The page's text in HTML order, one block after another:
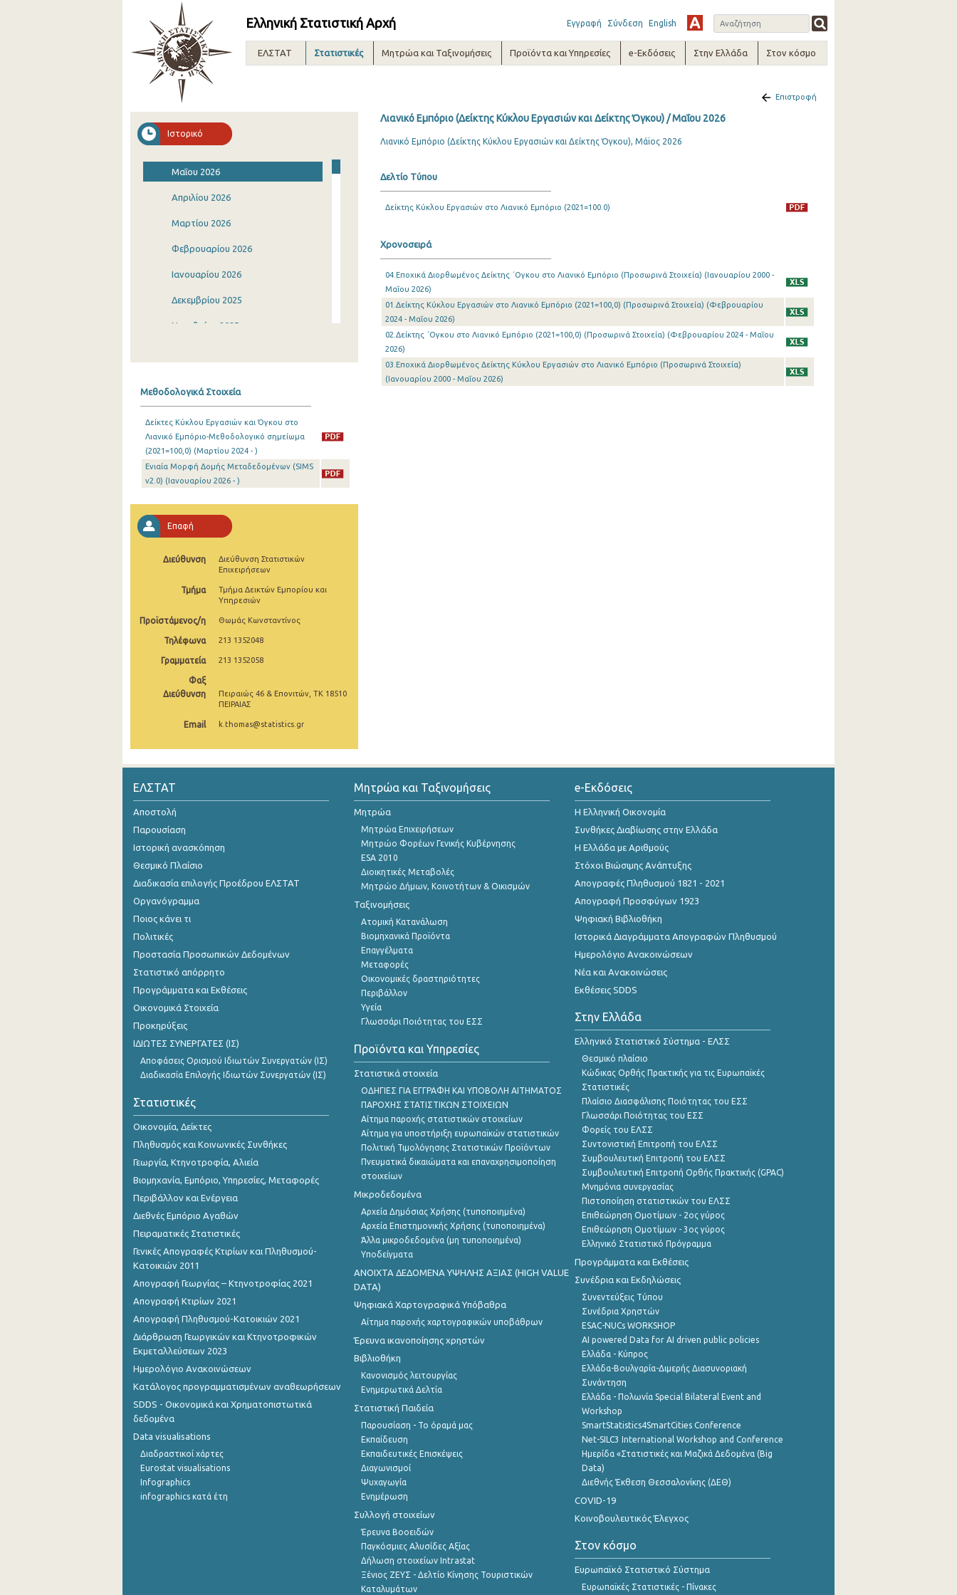
Ελληνική Στατιστική Αρχή Εγγραφή Σύνδεση English
ΕΛΣΤΑΤ Στατιστικές Μητρώα και Ταξινομήσεις Προϊόντα και Υπηρεσίες e-Εκδόσεις Στην Ελλάδα Στον κόσμο
Ιστορικό
Μαΐου 2026
Απριλίου 2026
Μαρτίου 2026
Φεβρουαρίου 2026
Ιανουαρίου 2026
Δεκεμβρίου 2025
Νοεμβρίου 2025
Ιουλίου 2025
Ιουνίου 2025
Μαΐου 2025
Απριλίου 2025
Μαρτίου 2025
Φεβρουαρίου 2025
Δεκεμβρίου 2024
Οκτωβρίου 2024
Σεπτεμβρίου 2024
Αυγούστου 2024
Μαΐου 2024
Απριλίου 2024
Φεβρουαρίου 2024
Ιανουαρίου 2024
Δεκεμβρίου 2023
Νοεμβρίου 2023
Οκτωβρίου 2023
Σεπτεμβρίου 2023
Ιουλίου 2023
Ιουνίου 2023
Απριλίου 2023
Μαρτίου 2023
Ιανουαρίου 2023
Δεκεμβρίου 2022
Νοεμβρίου 2022
Σεπτεμβρίου 2022
Αυγούστου 2022
Ιουλίου 2022
Ιουνίου 2022
Μαΐου 2022
Μαρτίου 2022
Φεβρουαρίου 2022
Μεθοδολογικά Στοιχεία
Δείκτες Κύκλου Εργασιών και Όγκου στο
Λιανικό Εμπόριο-Μεθοδολογικό σημείωμα
(2021=100,0) (Μαρτίου 2024 - )
Ενιαία Μορφή Δομής Μεταδεδομένων (SIMS
v2.0) (Ιανουαρίου 2026 - )
Επαφή
Διεύθυνση
Διεύθυνση Στατιστικών
Επιχειρήσεων
Τμήμα
Τμήμα Δεικτών Εμπορίου και
Υπηρεσιών
Προϊστάμενος/η Θωμάς Κωνσταντίνος
Τηλέφωνα 213 1352048
Γραμματεία 213 1352058
Φαξ
Διεύθυνση
Πειραιώς 46 & Επονιτών, ΤΚ 18510
ΠΕΙΡΑΙΑΣ
Email k.thomas@statistics.gr
Επιστροφή
Λιανικό Εμπόριο (Δείκτης Κύκλου Εργασιών και Δείκτης Όγκου) / Μαΐου 2026
Λιανικό Εμπόριο (Δείκτης Κύκλου Εργασιών και Δείκτης Όγκου), Μάϊος 2026
Δελτίο Τύπου
Δείκτης Κύκλου Εργασιών στο Λιανικό Εμπόριο (2021=100.0)
Χρονοσειρά
04.Εποχικά Διορθωμένος Δείκτης ΄Ογκου στο Λιανικό Εμπόριο (Προσωρινά Στοιχεία) (Ιανουαρίου 2000 -
Μαΐου 2026)
01.Δείκτης Κύκλου Εργασιών στο Λιανικό Εμπόριο (2021=100,0) (Προσωρινά Στοιχεία) (Φεβρουαρίου
2024 - Μαΐου 2026)
02.Δείκτης ΄Ογκου στο Λιανικό Εμπόριο (2021=100,0) (Προσωρινά Στοιχεία) (Φεβρουαρίου 2024 - Μαΐου
2026)
03.Εποχικά Διορθωμένος Δείκτης Κύκλου Εργασιών στο Λιανικό Εμπόριο (Προσωρινά Στοιχεία)
(Ιανουαρίου 2000 - Μαΐου 2026)
ΕΛΣΤΑΤ
Αποστολή
Παρουσίαση
Ιστορική ανασκόπηση
Θεσμικό Πλαίσιο
Διαδικασία επιλογής Προέδρου ΕΛΣΤΑΤ
Οργανόγραμμα
Ποιος κάνει τι
Πολιτικές
Προστασία Προσωπικών Δεδομένων
Στατιστικό απόρρητο
Προγράμματα και Εκθέσεις
Οικονομικά Στοιχεία
Προκηρύξεις
ΙΔΙΩΤΕΣ ΣΥΝΕΡΓΑΤΕΣ (ΙΣ)
Αποφάσεις Ορισμού Ιδιωτών Συνεργατών (ΙΣ)
Διαδικασία Επιλογής Ιδιωτών Συνεργατών (ΙΣ)
Στατιστικές
Οικονομία, Δείκτες
Πληθυσμός και Κοινωνικές Συνθήκες
Γεωργία, Κτηνοτροφία, Αλιεία
Βιομηχανία, Εμπόριο, Υπηρεσίες, Μεταφορές
Περιβάλλον και Ενέργεια
Διεθνές Εμπόριο Αγαθών
Πειραματικές Στατιστικές
Γενικές Απογραφές Κτιρίων και Πληθυσμού-
Κατοικιών 2011
Απογραφή Γεωργίας – Κτηνοτροφίας 2021
Απογραφή Κτιρίων 2021
Απογραφή Πληθυσμού-Κατοικιών 2021
Διάρθρωση Γεωργικών και Κτηνοτροφικών
Εκμεταλλεύσεων 2023
Ημερολόγιο Ανακοινώσεων
Κατάλογος προγραμματισμένων αναθεωρήσεων
SDDS - Οικονομικά και Χρηματοπιστωτικά
δεδομένα
Data visualisations
Διαδραστικοί χάρτες
Eurostat visualisations
Infographics
infographics κατά έτη
Μητρώα και Ταξινομήσεις
Μητρώα
Μητρώα Επιχειρήσεων
Μητρώο Φορέων Γενικής Κυβέρνησης
ESA 2010
Διοικητικές Μεταβολές
Μητρώο Δήμων, Κοινοτήτων & Οικισμών
Ταξινομήσεις
Ατομική Κατανάλωση
Βιομηχανικά Προϊόντα
Επαγγέλματα
Μεταφορές
Οικονομικές δραστηριότητες
Περιβάλλον
Υγεία
Γλωσσάρι Ποιότητας του ΕΣΣ
Προϊόντα και Υπηρεσίες
Στατιστικά στοιχεία
ΟΔΗΓΙΕΣ ΓΙΑ ΕΓΓΡΑΦΗ ΚΑΙ ΥΠΟΒΟΛΗ ΑΙΤΗΜΑΤΟΣ
ΠΑΡΟΧΗΣ ΣΤΑΤΙΣΤΙΚΩΝ ΣΤΟΙΧΕΙΩΝ
Αίτημα παροχής στατιστικών στοιχείων
Αίτημα για υποστήριξη ευρωπαϊκών στατιστικών
Πολιτική Τιμολόγησης Στατιστικών Προϊόντων
Πνευματικά δικαιώματα και επαναχρησιμοποίηση
στοιχείων
Μικροδεδομένα
Αρχεία Δημόσιας Χρήσης (τυποποιημένα)
Αρχεία Επιστημονικής Χρήσης (τυποποιημένα)
Άλλα μικροδεδομένα (μη τυποποιημένα)
Υποδείγματα
ANOIXTA ΔΕΔΟΜΕΝΑ ΥΨΗΛΗΣ ΑΞΙΑΣ (HIGH VALUE
DATA)
Ψηφιακά Χαρτογραφικά Υπόβαθρα
Αίτημα παροχής χαρτογραφικών υποβάθρων
Έρευνα ικανοποίησης χρηστών
Βιβλιοθήκη
Κανονισμός λειτουργίας
Ενημερωτικά Δελτία
Στατιστική Παιδεία
Παρουσίαση - Το όραμά μας
Εκπαίδευση
Εκπαιδευτικές Επισκέψεις
Διαγωνισμοί
Ψυχαγωγία
Ενημέρωση
Συλλογή στοιχείων
Έρευνα Βοοειδών
Παγκόσμιες Αλυσίδες Αξίας
Δήλωση στοιχείων Intrastat
Ξένιος ΖΕΥΣ - Δελτίο Κίνησης Τουριστικών
Καταλυμάτων
e-Εκδόσεις
Η Ελληνική Οικονομία
Συνθήκες Διαβίωσης στην Ελλάδα
Η Ελλάδα με Αριθμούς
Στόχοι Βιώσιμης Ανάπτυξης
Απογραφές Πληθυσμού 1821 - 2021
Απογραφή Προσφύγων 1923
Ψηφιακή Βιβλιοθήκη
Ιστορικά Διαγράμματα Απογραφών Πληθυσμού
Ημερολόγιο Ανακοινώσεων
Νέα και Ανακοινώσεις
Εκθέσεις SDDS
Στην Ελλάδα
Ελληνικό Στατιστικό Σύστημα - ΕΛΣΣ
Θεσμικό πλαίσιο
Κώδικας Ορθής Πρακτικής για τις Ευρωπαϊκές
Στατιστικές
Πλαίσιο Διασφάλισης Ποιότητας του ΕΣΣ
Γλωσσάρι Ποιότητας του ΕΣΣ
Φορείς του ΕΛΣΣ
Συντονιστική Επιτροπή του ΕΛΣΣ
Συμβουλευτική Επιτροπή του ΕΛΣΣ
Συμβουλευτική Επιτροπή Ορθής Πρακτικής (GPAC)
Μνημόνια συνεργασίας
Πιστοποίηση στατιστικών του ΕΛΣΣ
Επιθεώρηση Ομοτίμων - 2ος γύρος
Επιθεώρηση Ομοτίμων - 3ος γύρος
Ελληνικό Στατιστικό Πρόγραμμα
Προγράμματα και Εκθέσεις
Συνέδρια και Εκδηλώσεις
Συνεντεύξεις Τύπου
Συνέδρια Χρηστών
ESAC-NUCs WORKSHOP
AI powered Data for AI driven public policies
Ελλάδα - Κύπρος
Ελλάδα-Βουλγαρία-Διμερής Διασυνοριακή
Συνάντηση
Ελλάδα - Πολωνία Special Bilateral Event and
Workshop
SmartStatistics4SmartCities Conference
Net-SILC3 International Workshop and Conference
Ημερίδα «Στατιστικές και Μαζικά Δεδομένα (Big
Data)
Διεθνής Έκθεση Θεσσαλονίκης (ΔΕΘ)
COVID-19
Κοινοβουλευτικός Έλεγχος
Στον κόσμο
Ευρωπαϊκό Στατιστικό Σύστημα
Ευρωπαϊκές Στατιστικές - Πίνακες